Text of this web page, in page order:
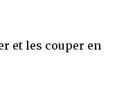
et les couper en